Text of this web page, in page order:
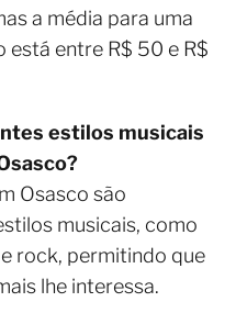
a média para uma
está entre R$ 50 e R$
estilos musicais
Osasco são
musicais, como
rock, permitindo que
lhe interessa.